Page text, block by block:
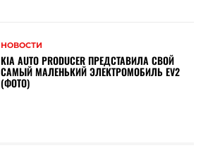
НОВОСТИ
KIA AUTO PRODUCER ПРЕДСТАВИЛА СВОЙ
САМЫЙ МАЛЕНЬКИЙ ЭЛЕКТРОМОБИЛЬ EV2
(ФОТО)